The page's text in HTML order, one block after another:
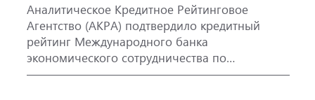
Аналитическое Кредитное Рейтинговое
Агентство (АКРА) подтвердило кредитный
рейтинг Международного банка
экономического сотрудничества по
международной шкале на уровне ‘A-’, прогноз